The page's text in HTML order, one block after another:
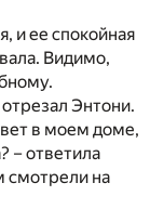
и ее спокойная
Видимо,
Энтони.
в моем доме,
– ответила
смотрели на